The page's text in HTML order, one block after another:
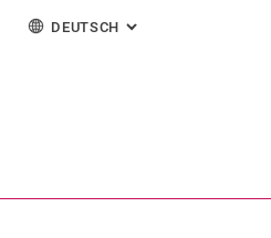
DEUTSCH : ALTERNATIVE